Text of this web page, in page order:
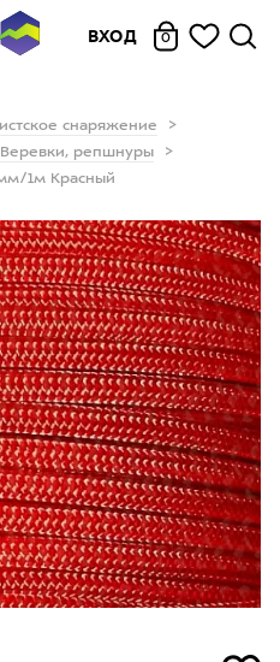
ВХОД 0
снаряжение
Веревки, репшнуры
1м Красный